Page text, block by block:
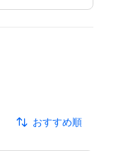
おすすめ順